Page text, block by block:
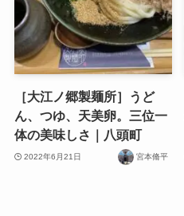
［大江ノ郷製麺所］うど
ん、つゆ、天美卵。三位一
体の美味しさ｜八頭町
2022年6月21日 宮本脩平